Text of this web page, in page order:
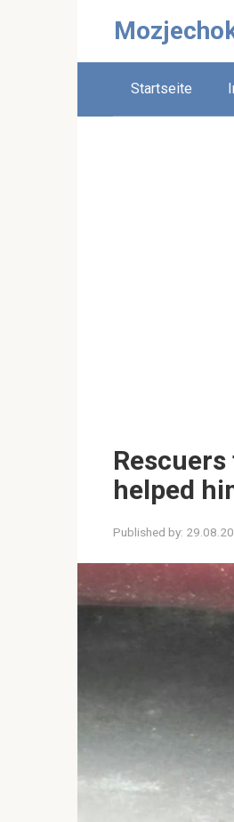
Startseite
helped
Published by: